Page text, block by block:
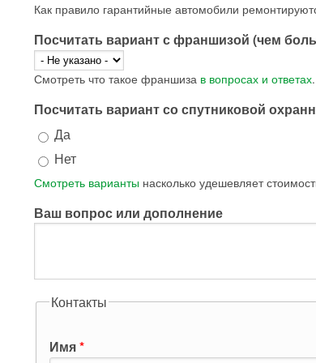
Как правило гарантийные автомобили
Посчитать вариант с франшизой (чем
Смотреть что такое франшиза в вопросах и ответах.
Посчитать вариант со спутниковой
Да
Нет
Смотреть варианты насколько удешевляет
Ваш вопрос или дополнение
Контакты
Имя*